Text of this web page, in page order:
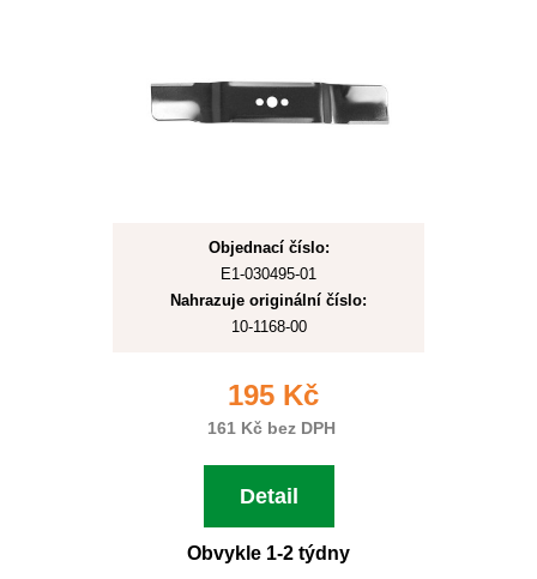
Objednací číslo:
E1-030495-01
Nahrazuje originální číslo:
10-1168-00
195 Kč
161 Kč bez DPH
Detail
Obvykle 1-2 týdny